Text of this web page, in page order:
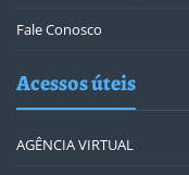
Fale Conosco
Acessos úteis
AGÊNCIA VIRTUAL